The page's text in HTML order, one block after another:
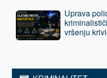
Uprava policije - u
vršenju